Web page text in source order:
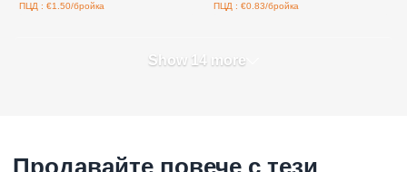
ПЦД : €1.50/бройка ПЦД : €0.83/бройка
Show 14 more
Продавайте повече с тези